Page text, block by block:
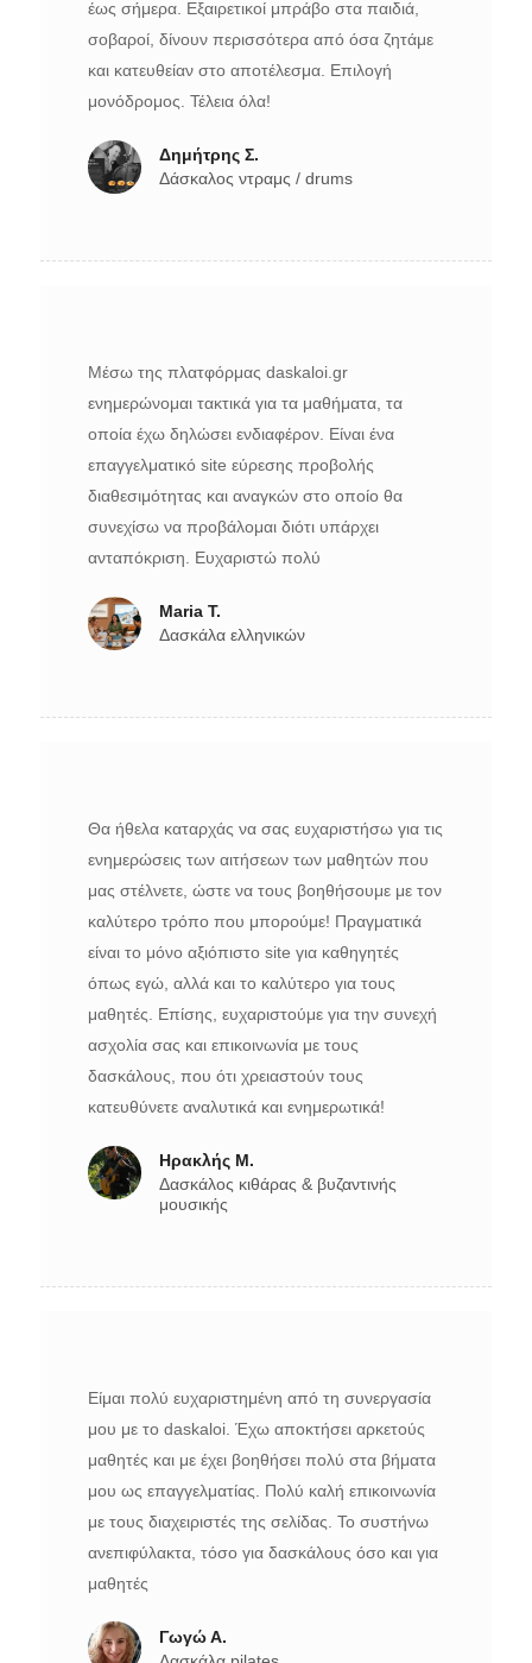
έως σήμερα. Εξαιρετικοί μπράβο στα παιδιά,
σοβαροί, δίνουν περισσότερα από όσα ζητάμε
και κατευθείαν στο αποτέλεσμα. Επιλογή
μονόδρομος. Τέλεια όλα!
Δημήτρης Σ.
Δάσκαλος ντραμς / drums
Μέσω της πλατφόρμας daskaloi.gr
ενημερώνομαι τακτικά για τα μαθήματα, τα
οποία έχω δηλώσει ενδιαφέρον. Είναι ένα
επαγγελματικό site εύρεσης προβολής
διαθεσιμότητας και αναγκών στο οποίο θα
συνεχίσω να προβάλομαι διότι υπάρχει
ανταπόκριση. Ευχαριστώ πολύ
Maria T.
Δασκάλα ελληνικών
Θα ήθελα καταρχάς να σας ευχαριστήσω για τις
ενημερώσεις των αιτήσεων των μαθητών που
μας στέλνετε, ώστε να τους βοηθήσουμε με τον
καλύτερο τρόπο που μπορούμε! Πραγματικά
είναι το μόνο αξιόπιστο site για καθηγητές
όπως εγώ, αλλά και το καλύτερο για τους
μαθητές. Επίσης, ευχαριστούμε για την συνεχή
ασχολία σας και επικοινωνία με τους
δασκάλους, που ότι χρειαστούν τους
κατευθύνετε αναλυτικά και ενημερωτικά!
Ηρακλής Μ.
Δασκάλος κιθάρας & βυζαντινής
μουσικής
Είμαι πολύ ευχαριστημένη από τη συνεργασία
μου με το daskaloi. Έχω αποκτήσει αρκετούς
μαθητές και με έχει βοηθήσει πολύ στα βήματα
μου ως επαγγελματίας. Πολύ καλή επικοινωνία
με τους διαχειριστές της σελίδας. Το συστήνω
ανεπιφύλακτα, τόσο για δασκάλους όσο και για
μαθητές
Γωγώ Α.